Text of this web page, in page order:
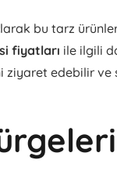
bu tarz
fiyatları ile ilgili
ziyaret edebilir